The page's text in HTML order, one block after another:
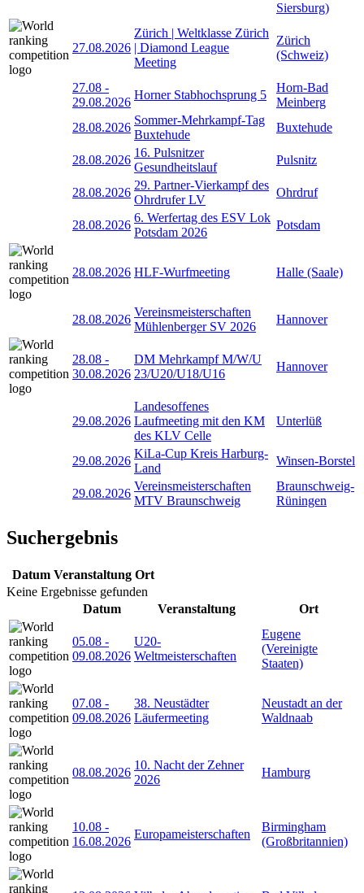
Siersburg)
27.08.2026
Zürich | Weltklasse Zürich
| Diamond League
Meeting
Zürich
(Schweiz)
27.08 -
29.08.2026
Horner Stabhochsprung 5
Horn-Bad
Meinberg
28.08.2026
Sommer-Mehrkampf-Tag
Buxtehude
Buxtehude
28.08.2026
16. Pulsnitzer
Gesundheitslauf
Pulsnitz
28.08.2026
29. Partner-Vierkampf des
Ohrdrufer LV
Ohrdruf
28.08.2026
6. Werfertag des ESV Lok
Potsdam 2026
Potsdam
28.08.2026 HLF-Wurfmeeting Halle (Saale)
28.08.2026
Vereinsmeisterschaften
Mühlenberger SV 2026
Hannover
28.08 -
30.08.2026
DM Mehrkampf M/W/U
23/U20/U18/U16
Hannover
29.08.2026
Landesoffenes
Laufmeeting mit den KM
des KLV Celle
Unterlüß
29.08.2026
KiLa-Cup Kreis Harburg-
Land
Winsen-Borstel
29.08.2026
Vereinsmeisterschaften
MTV Braunschweig
Braunschweig-
Rüningen
Suchergebnis
Datum Veranstaltung Ort
Keine Ergebnisse gefunden
Datum
Veranstaltung Ort
05.08 -
09.08.2026
U20-
Weltmeisterschaften
Eugene
(Vereinigte
Staaten)
07.08 -
09.08.2026
38. Neustädter
Läufermeeting
Neustadt an der
Waldnaab
08.08.2026
10. Nacht der Zehner
2026
Hamburg
10.08 -
16.08.2026
Europameisterschaften
Birmingham
(Großbritannien)